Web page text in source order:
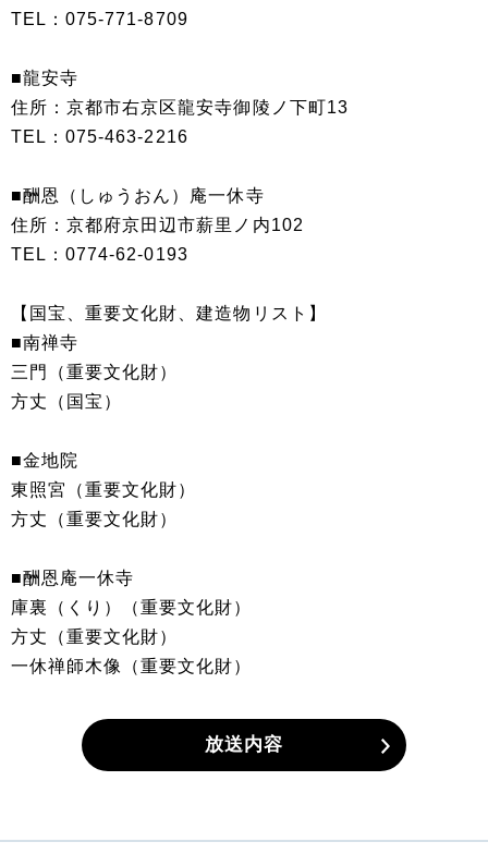
TEL：075-771-8709
■龍安寺
住所：京都市右京区龍安寺御陵ノ下町13
TEL：075-463-2216
■酬恩（しゅうおん）庵一休寺
住所：京都府京田辺市薪里ノ内102
TEL：0774-62-0193
【国宝、重要文化財、建造物リスト】
■南禅寺
三門（重要文化財）
方丈（国宝）
■金地院
東照宮（重要文化財）
方丈（重要文化財）
■酬恩庵一休寺
庫裏（くり）（重要文化財）
方丈（重要文化財）
一休禅師木像（重要文化財）
放送内容